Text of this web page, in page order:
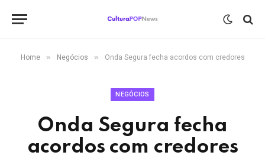
Home » Negócios » Onda Segura fecha acordos com credores
NEGÓCIOS
Onda Segura fecha
acordos com credores